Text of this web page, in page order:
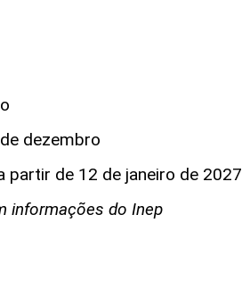
dezembro
partir de 12 de janeiro de 2027
informações do Inep